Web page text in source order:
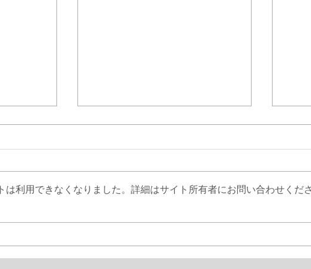
ベテラン大会！
一番
は利用できなくなりました。詳細はサイト所有者にお問い合わせくださ